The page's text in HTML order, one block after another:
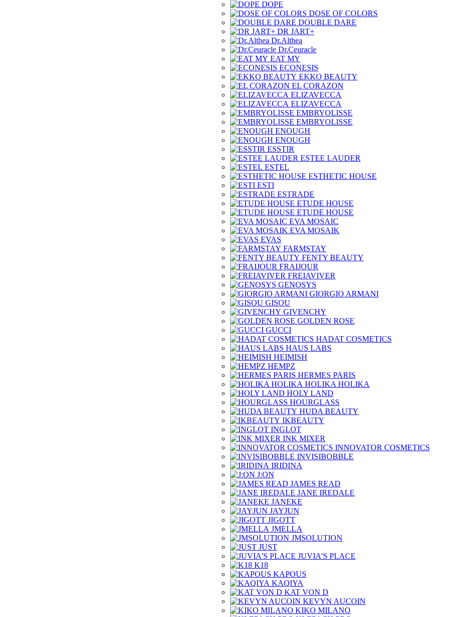
DOPE
DOSE OF COLORS
DOUBLE DARE
DR JART+
Dr.Althea
Dr.Ceuracle
EAT MY
ECONESIS
EKKO BEAUTY
EL CORAZON
ELIZAVECCA
ELIZAVECCA
EMBRYOLISSE
EMBRYOLISSE
ENOUGH
ENOUGH
ESSTIR
ESTEE LAUDER
ESTEL
ESTHETIC HOUSE
ESTI
ESTRADE
ETUDE HOUSE
ETUDE HOUSE
EVA MOSAIC
EVA MOSAIK
EVAS
FARMSTAY
FENTY BEAUTY
FRAIJOUR
FREIAVIVER
GENOSYS
GIORGIO ARMANI
GISOU
GIVENCHY
GOLDEN ROSE
GUCCI
HADAT COSMETICS
HAUS LABS
HEIMISH
HEMPZ
HERMES PARIS
HOLIKA HOLIKA
HOLY LAND
HOURGLASS
HUDA BEAUTY
IKBEAUTY
INGLOT
INK MIXER
INNOVATOR COSMETICS
INVISIBOBBLE
IRIDINA
J:ON
JAMES READ
JANE IREDALE
JANEKE
JAYJUN
JIGOTT
JMELLA
JMSOLUTION
JUST
JUVIA'S PLACE
K18
KAPOUS
KAQIYA
KAT VON D
KEVYN AUCOIN
KIKO MILANO